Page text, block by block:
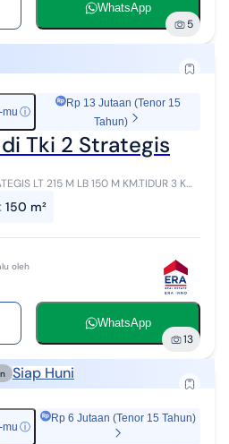
WhatsApp
5
ⓘ
Rp 13 Jutaan (Tenor 15
Tahun)
Tki 2 Strategis
Halaman teras depan ada kolam
: 150 m²
oleh
WhatsApp
13
Siap Huni
ⓘ
Rp 6 Jutaan (Tenor 15 Tahun)